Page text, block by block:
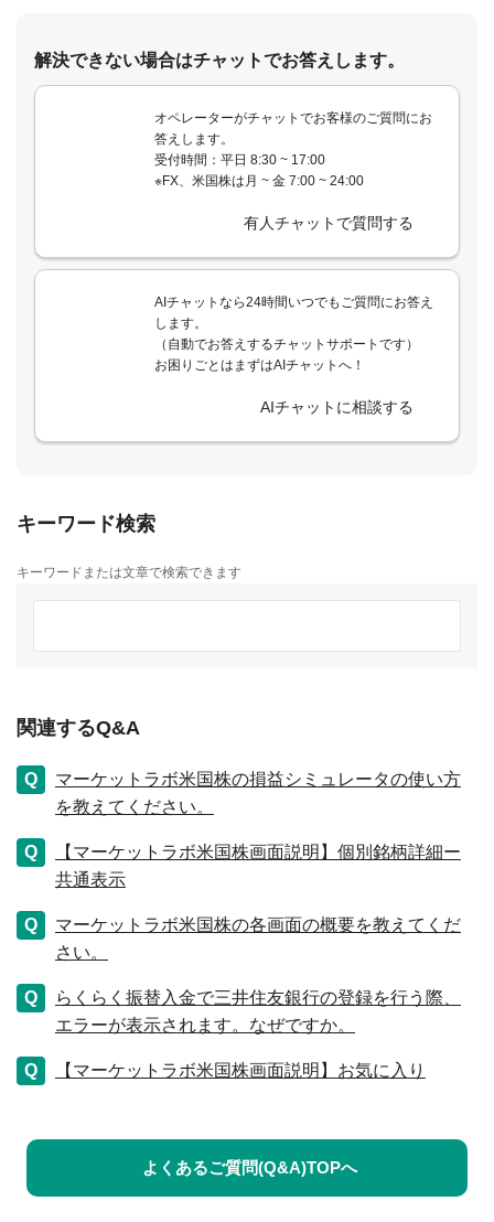
解決できない場合はチャットでお答えします。
オペレーターがチャットでお客様のご質問にお
答えします。
受付時間：平日 8:30 ~ 17:00
※FX、米国株は月 ~ 金 7:00 ~ 24:00
有人チャットで質問する
AIチャットなら24時間いつでもご質問にお答え
します。
（自動でお答えするチャットサポートです）
お困りごとはまずはAIチャットへ！
AIチャットに相談する
キーワード検索
キーワードまたは文章で検索できます
関連するQ&A
マーケットラボ米国株の損益シミュレータの使い方
を教えてください。
【マーケットラボ米国株画面説明】個別銘柄詳細ー
共通表示
マーケットラボ米国株の各画面の概要を教えてくだ
さい。
らくらく振替入金で三井住友銀行の登録を行う際、
エラーが表示されます。なぜですか。
【マーケットラボ米国株画面説明】お気に入り
よくあるご質問(Q&A)TOPへ